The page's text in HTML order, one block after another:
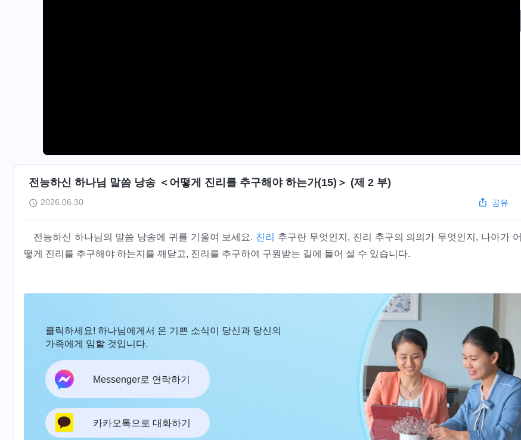
전능하신 하나님 말씀 낭송 ＜어떻게 진리를 추구해야 하는가(15)＞ (제 2 부)
2026.06.30 공유
전능하신 하나님의 말씀 낭송에 귀를 기울여 보세요. 진리
추구란 무엇인지, 진리 추구의 의의가 무엇인지, 나아가 어
떻게 진리를 추구해야 하는지를 깨닫고, 진리를 추구하여 구원받는 길에 들어 설 수 있습니다.
클릭하세요! 하나님에게서 온 기쁜 소식이 당신과 당신의
가족에게 임할 것입니다.
Messenger로 연락하기
카카오톡으로 대화하기